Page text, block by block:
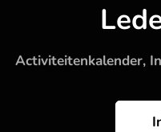
Activiteitenkalender,